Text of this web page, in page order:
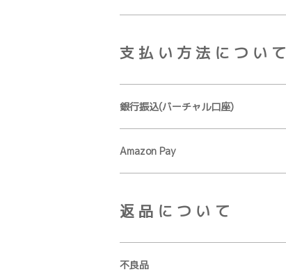
支払い方法について
銀行振込(バーチャル口座)
Amazon Pay
返品について
不良品